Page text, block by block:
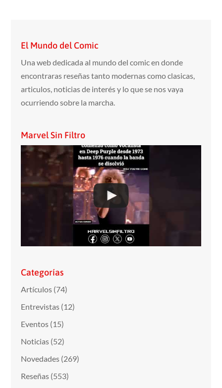
El Mundo del Comic
Una web dedicada al mundo del comic en donde
encontraras reseñas tanto modernas como clasicas,
articulos, noticias de interés y lo que se nos vaya
ocurriendo sobre la marcha.
Marvel Sin Filtro
Categorías
Artículos (74)
Entrevistas (12)
Eventos (15)
Noticias (52)
Novedades (269)
Reseñas (553)